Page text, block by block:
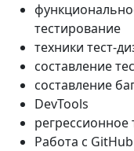
тестирование
техники тест-
составление
составление
DevTools
регрессионное
Работа с GitHub